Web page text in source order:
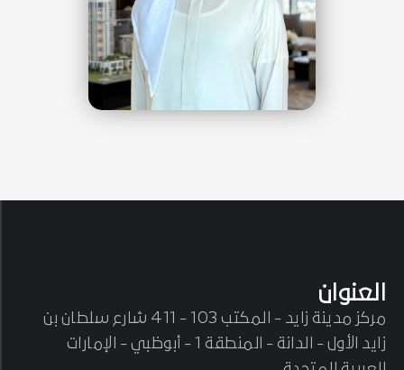
زايد الأول - الدانة - المنطقة 1 - أبوظبي - الإمارات
العربية المتحدة